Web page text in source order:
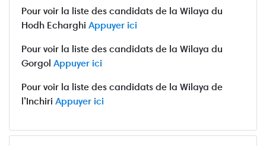
Pour voir la liste des candidats de la Wilaya du
Hodh Echarghi Appuyer ici
Pour voir la liste des candidats de la Wilaya du
Gorgol Appuyer ici
Pour voir la liste des candidats de la Wilaya de
l’Inchiri Appuyer ici